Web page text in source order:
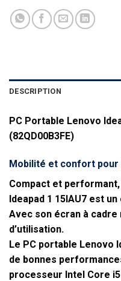
DESCRIPTION
PC Portable Lenovo
(82QD00B3FE)
Mobilité et confort
Compact et
Ideapad 1 15IAU7 est
Avec son écran à
d’utilisation.
Le PC portable Lenovo
de bonnes
processeur Intel Core